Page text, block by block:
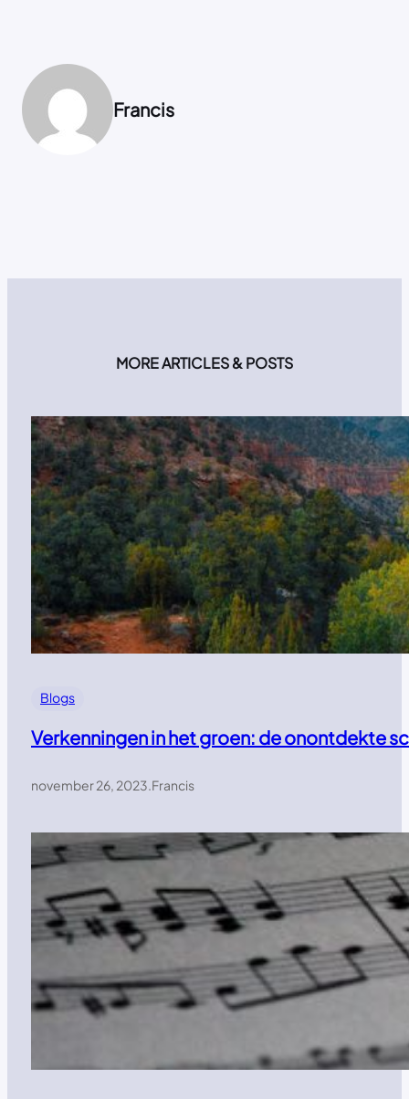
Francis
MORE ARTICLES & POSTS
Blogs
Verkenningen in het groen: de onontdekte
november 26, 2023.Francis